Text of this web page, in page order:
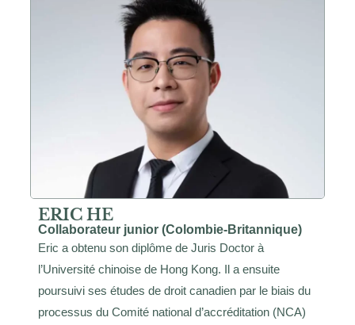
ERIC HE
Collaborateur junior (Colombie-Britannique)
Eric a obtenu son diplôme de Juris Doctor à
l’Université chinoise de Hong Kong. Il a ensuite
poursuivi ses études de droit canadien par le biais du
processus du Comité national d’accréditation (NCA)